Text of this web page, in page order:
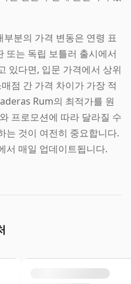
분의 가격 변동은 연령 표
또는 독립 보틀러 출시에서
있다면, 입문 가격에서 상위
점 간 가격 차이가 가장 적
Rum의 최적가를 원
프로모션에 따라 달라질 수
는 것이 여전히 중요합니다.
서 매일 업데이트됩니다.